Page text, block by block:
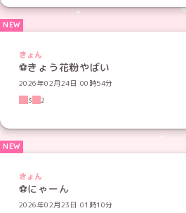
きょん
⚽️きょう花粉やばい
2026年02月24日 00時54分
3
2
きょん
⚽️にゃーん
2026年02月23日 01時10分